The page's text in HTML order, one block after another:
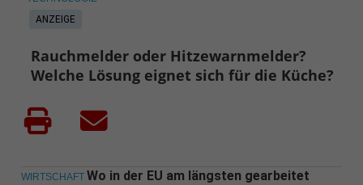
ANZEIGE
Rauchmelder oder Hitzewarnmelder?
Welche Lösung eignet sich für die Küche?
WIRTSCHAFT Wo in der EU am längsten gearbeitet